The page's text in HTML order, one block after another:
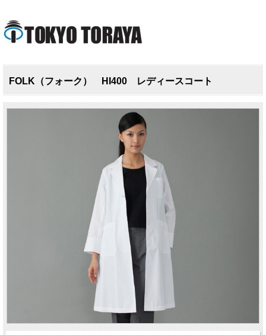
FOLK（フォーク） HI400 レディースコート